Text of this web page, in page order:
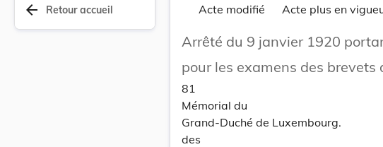
arrow_back Retour accueil Acte modifié Acte plus en
Arrêté du 9 janvier 1920
pour les examens des brevets
81
Mémorial du
Grand-Duché de Luxembourg.
des